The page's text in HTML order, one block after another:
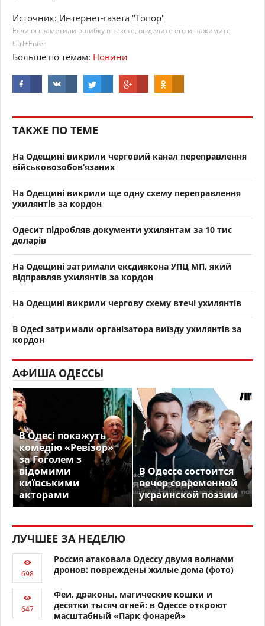
Источник: Интернет-газета "Топор"
Если вы заметили ошибку в тексте, выделите его и нажимите
Ctrl+Enter
Больше по темам: Новини
ТАКЖЕ ПО ТЕМЕ
На Одещині викрили черговий канал переправлення
військовозобов’язаних
На Одещині викрили ще одну схему переправлення
ухилянтів за кордон
Одесит підробляв документи ухилянтам за 10 тис
доларів
На Одещині затримали ексдиякона УПЦ МП, який
відправляв ухилянтів за кордон
На Одещині викрили чергову схему втечі ухилянтів
В Одесі затримали організатора виїзду ухилянтів за
кордон
АФИША ОДЕССЫ
В Одесі покажуть
комедію «Ревізор»
за Гоголем з
відомими
київськими
акторами
В Одессе состоится
вечер современной
украинской поэзии
ЛУЧШЕЕ ЗА НЕДЕЛЮ
Россия атаковала Одессу двумя волнами
дронов: повреждены жилые дома (фото)
Феи, драконы, магические кошки и
десятки тысяч огней: в Одессе откроют
масштабный «Парк фонарей»